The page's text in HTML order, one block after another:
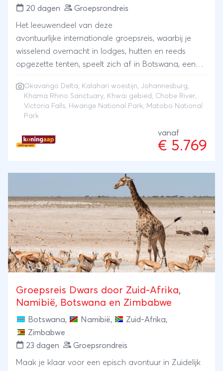
20 dagen
Groepsrondreis
Het leeuwendeel van deze
avontuurlijke internationale groepsreis, waarbij je
wisselend overnacht in lodges, hutten en reeds
opgezette tenten, speelt zich af in Botswana, een
Afrika. Botswana bestaat voor een groot deel uit de
Kalahari, een halfwoestijn die zich ook over de
buurlanden uitstrekt. In dit ruige landschap ga je op
zoek naar witte en zwarte neushoorns in het Khama
Rhino Sanctuary. Je verblijft twee dagen in de
Je verkent de delta wandelend en in traditionele
kano’s, mokoro’s, onder begeleiding van gidsen die
zijn opgegroeid in het gebied. Het 5-daagse
avontuur met 4x4 open jeeps in het Khwai gebied is
een onvergetelijk avontuur. Je maakt de hele dag
game drives en kampeert midden in de natuur.
Nadat je in het noorden van het land een boottocht
over de Choberivier hebt gemaakt, reis je door naar
de in Zimbabwe gelegen Victoria Watervallen,
watervallen zo krachtig dat ze de ‘Rook die
van Hwange en Matobo reis je door Zimbabwe
naar de grens met Zuid-Afrika. Je eindigt je reis in
Johannesburg.
Okavango Delta, Kalahari woestijn, Johannesburg,
Khama Rhino Sanctuary, Khwai gebied, Chobe River,
Victoria Falls, Hwange National Park, Matobo National
Park
vanaf
€ 5.769
Groepsreis Dwars door Zuid-Afrika,
Namibië, Botswana en Zimbabwe
Botswana, Namibië, Zuid-Afrika,
Zimbabwe
23 dagen
Groepsrondreis
Maak je klaar voor een episch avontuur in Zuidelijk